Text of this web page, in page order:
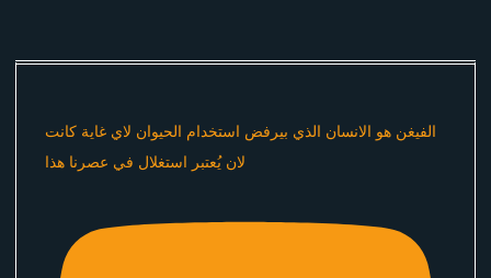
الفيغن هو الانسان الذي بيرفض استخدام الحيوان لاي غاية كانت